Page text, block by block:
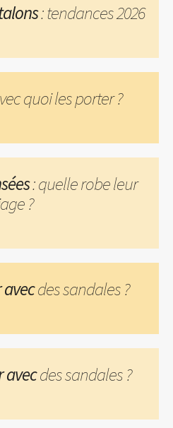
: tendances 2026
quoi les porter ?
: quelle robe leur
?
avecdes sandales ?
avecdes sandales ?